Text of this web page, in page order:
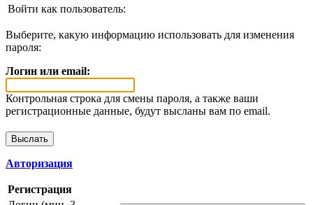
Войти как пользователь:
Выберите, какую информацию использовать для изменения
пароля:
Логин или email:
Контрольная строка для смены пароля, а также ваши
регистрационные данные, будут высланы вам по email.
Авторизация
Регистрация